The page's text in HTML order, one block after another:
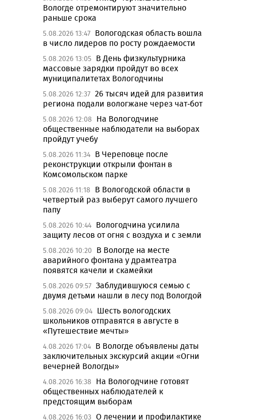
Вологде отремонтируют значительно
раньше срока
5.08.2026 13:47 Вологодская область вошла
в число лидеров по росту рождаемости
5.08.2026 13:05 В День физкультурника
массовые зарядки пройдут во всех
муниципалитетах Вологодчины
5.08.2026 12:37 26 тысяч идей для развития
региона подали вологжане через чат-бот
5.08.2026 12:08
На Вологодчине
общественные наблюдатели на выборах
пройдут учебу
5.08.2026 11:34 В Череповце после
реконструкции открыли фонтан в
Комсомольском парке
5.08.2026 11:18
В Вологодской области в
четвертый раз выберут самого лучшего
папу
5.08.2026 10:44 Вологодчина усилила
защиту лесов от огня с воздуха и с земли
5.08.2026 10:20
В Вологде на месте
аварийного фонтана у драмтеатра
появятся качели и скамейки
5.08.2026 09:57 Заблудившуюся семью с
двумя детьми нашли в лесу под Вологдой
5.08.2026 09:04 Шесть вологодских
школьников отправятся в августе в
«Путешествие мечты»
4.08.2026 17:04 В Вологде объявлены даты
заключительных экскурсий акции «Огни
вечерней Вологды»
4.08.2026 16:38
На Вологодчине готовят
общественных наблюдателей к
предстоящим выборам
4.08.2026 16:03 О лечении и профилактике